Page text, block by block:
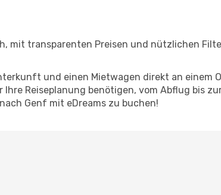
mit transparenten Preisen und nützlichen
und einen Mietwagen direkt an einem
Reiseplanung benötigen, vom Abflug bis
Genf mit eDreams zu buchen!